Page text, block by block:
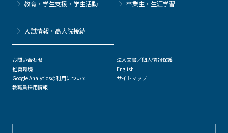
教育・学生支援・学生活動 卒業生・生涯学習
⼊試情報・高大院接続
お問い合わせ
推奨環境
Google Analyticsの利用について
教職員採用情報
法人文書／個人情報保護
English
サイトマップ